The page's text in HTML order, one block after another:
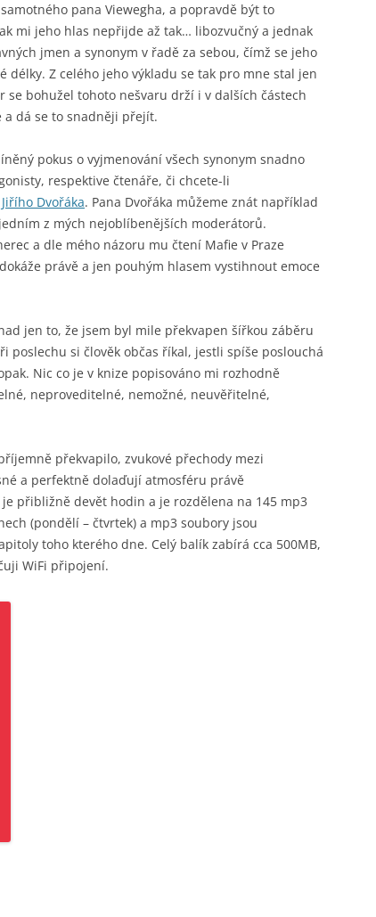
pana Viewegha, a popravdě být to
mi jeho hlas nepřijde až tak… libozvučný a jednak
jmen a synonym v řadě za sebou, čímž se jeho
Z celého jeho výkladu se tak pro mne stal jen
bohužel tohoto nešvaru drží i v dalších částech
dá se to snadněji přejít.
pokus o vyjmenování všech synonym snadno
respektive čtenáře, či chcete-li
Jiřího Dvořáka. Pana Dvořáka můžeme znát například
z mých nejoblíbenějších moderátorů.
a dle mého názoru mu čtení Mafie v Praze
právě a jen pouhým hlasem vystihnout emoce
jen to, že jsem byl mile překvapen šířkou záběru
poslechu si člověk občas říkal, jestli spíše poslouchá
Nic co je v knize popisováno mi rozhodně
neproveditelné, nemožné, neuvěřitelné,
překvapilo, zvukové přechody mezi
a perfektně dolaďují atmosféru právě
přibližně devět hodin a je rozdělena na 145 mp3
(pondělí – čtvrtek) a mp3 soubory jsou
toho kterého dne. Celý balík zabírá cca 500MB,
WiFi připojení.